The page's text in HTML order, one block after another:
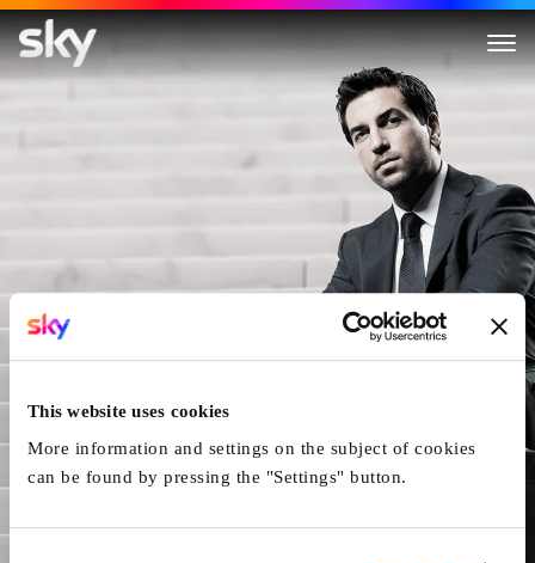
This website uses cookies
More information and settings on the subject of cookies
can be found by pressing the "Settings" button.
Der Fall Collini